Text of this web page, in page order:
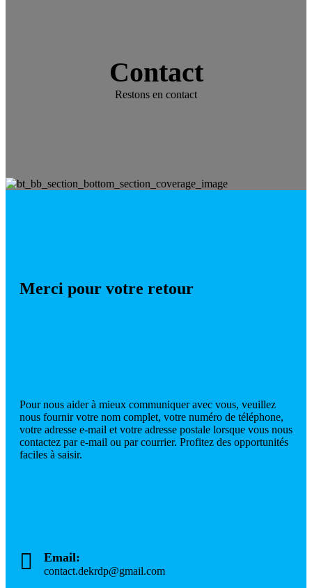
Contact
Restons en contact
Merci pour votre retour
Pour nous aider à mieux communiquer avec vous, veuillez
nous fournir votre nom complet, votre numéro de téléphone,
votre adresse e-mail et votre adresse postale lorsque vous nous
contactez par e-mail ou par courrier. Profitez des opportunités
faciles à saisir.
Email:
contact.dekrdp@gmail.com